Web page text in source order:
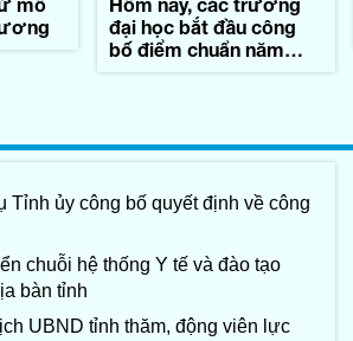
đại học bắt đầu công
bố điểm chuẩn năm
Tỉnh ủy công bố quyết định về công
chuỗi hệ thống Y tế và đào tạo
bàn tỉnh
UBND tỉnh thăm, động viên lực